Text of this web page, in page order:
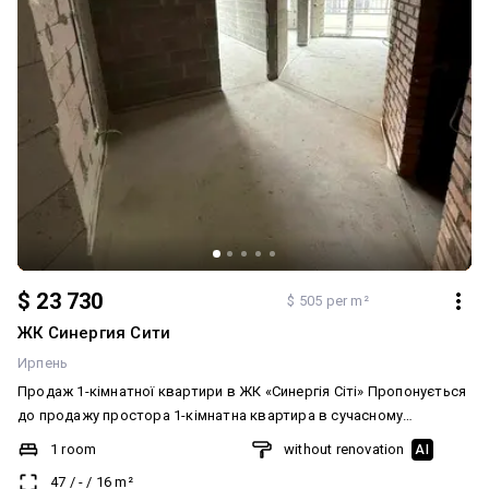
$ 23 730 $ 505 per m²
ЖК Синергия Сити
Ирпень
Продаж 1-кімнатної квартири в ЖК «Синергія Сіті» Пропонується
до продажу простора 1-кімнатна квартира в сучасному
житловому комплексі «Синергія Сіті». Комфортний поверх –
оптимальний варіант для щоденного життя. Квартира без
1 room
47 / - / 16 m²
without renovation AI